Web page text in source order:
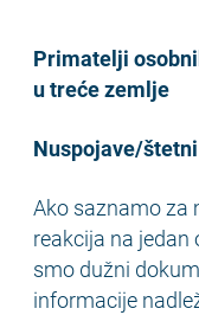
Primatelji
u treće zemlje
Nuspojave/
Ako saznamo za
reakcija na jedan
smo dužni
informacije